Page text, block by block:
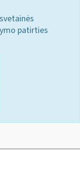
patirties